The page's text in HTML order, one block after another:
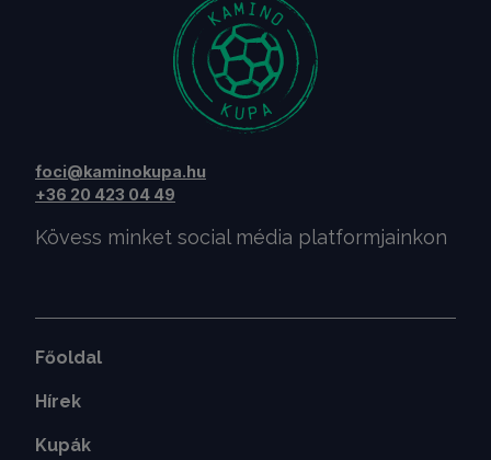
foci@kaminokupa.hu
+36 20 423 04 49
Kövess minket social média platformjainkon
Főoldal
Hírek
Kupák